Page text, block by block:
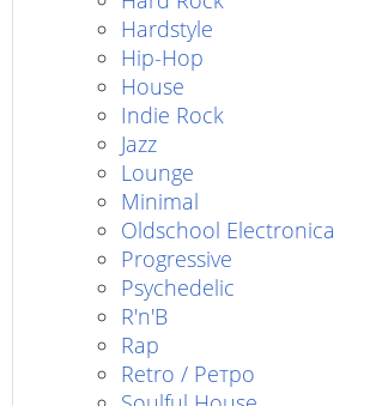
Hardstyle
Hip-Hop
House
Indie Rock
Jazz
Lounge
Minimal
Oldschool Electronica
Progressive
Psychedelic
R'n'B
Rap
Retro / Ретро